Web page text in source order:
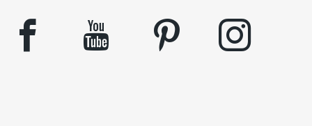
facebook youtube pinterest instagram